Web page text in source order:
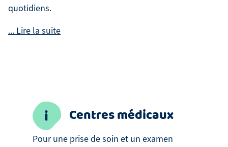
quotidiens.
Centres médicaux
Pour une prise de soin et un examen